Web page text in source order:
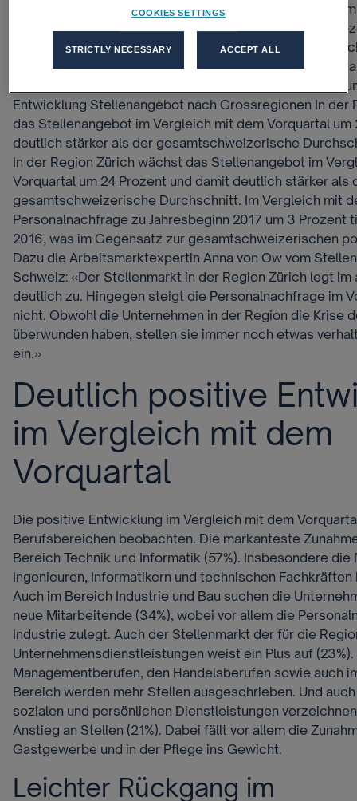
eine Konsolidierung auf gutem Niveau stattfindet. So
Stellenmarkt auch im Jahresvergleich zu und liegt 9
Vorjahresniveau. Die Personalnachfrage legt mit
Deutlichkeit in fast allen Regionen zu und wächst im
insbesondere im technischen Bereich, in der Industrie
Entwicklung Stellenangebot nach Grossregionen In der
das Stellenangebot im Vergleich mit dem Vorquartal um
deutlich stärker als der gesamtschweizerische
In der Region Zürich wächst das Stellenangebot im
Vorquartal um 24 Prozent und damit deutlich stärker als
gesamtschweizerische Durchschnitt. Im Vergleich mit
Personalnachfrage zu Jahresbeginn 2017 um 3 Prozent
2016, was im Gegensatz zur gesamtschweizerischen
Dazu die Arbeitsmarktexpertin Anna von Ow vom
Schweiz: «Der Stellenmarkt in der Region Zürich legt im
deutlich zu. Hingegen steigt die Personalnachfrage im
nicht. Obwohl die Unternehmen in der Region die Krise
überwunden haben, stellen sie immer noch etwas
ein.»
Deutlich positive
im Vergleich mit dem
Vorquartal
Die positive Entwicklung im Vergleich mit dem
Berufsbereichen beobachten. Die markanteste
Bereich Technik und Informatik (57%). Insbesondere die
Ingenieuren, Informatikern und technischen Fachkräften
Auch im Bereich Industrie und Bau suchen die
neue Mitarbeitende (34%), wobei vor allem die
Industrie zulegt. Auch der Stellenmarkt der für die
Unternehmensdienstleistungen weist ein Plus auf (23%).
Managementberufen, den Handelsberufen sowie auch
Bereich werden mehr Stellen ausgeschrieben. Und
sozialen und persönlichen Dienstleistungen
Anstieg an Stellen (21%). Dabei fällt vor allem die
Gastgewerbe und in der Pflege ins Gewicht.
Leichter Rückgang im
COOKIES SETTINGS
STRICTLY NECESSARY ACCEPT ALL